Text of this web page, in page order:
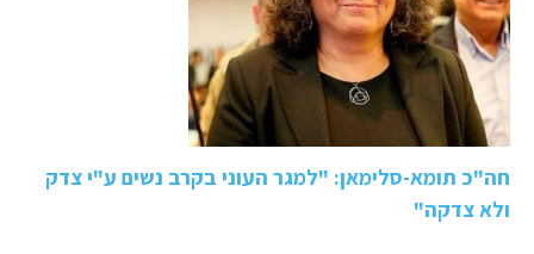
חה"כ תומא-סלימאן: "למגר העוני בקרב נשים ע"י צדק
ולא צדקה"